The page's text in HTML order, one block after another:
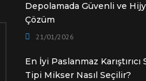
Depolamada Güvenli ve
Çözüm
21/01/2026
En İyi Paslanmaz Karıştırıcı
Tipi Mikser Nasıl Seçilir?